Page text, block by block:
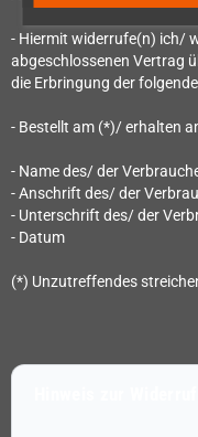
- Hiermit widerrufe(n) ich/
abgeschlossenen Vertrag
die Erbringung der
- Bestellt am (*)/ erhalten
- Name des/ der
- Anschrift des/ der
- Unterschrift des/ der
- Datum
(*) Unzutreffendes